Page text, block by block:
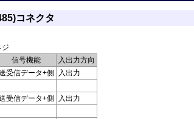
コネクタ
ジ
信号機能
入出力方向
受信データ+側
入出力
受信データ+側
入出力